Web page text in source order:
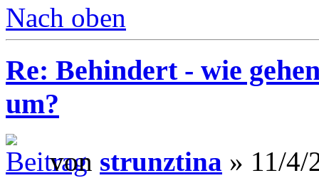
Nach oben
Re: Behindert - wie
um?
von strunztina » 11/4/